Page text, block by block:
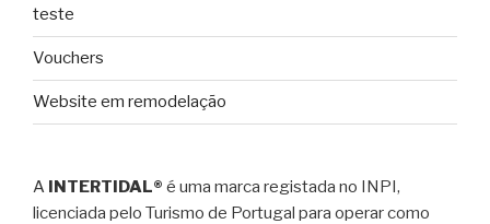
teste
Vouchers
Website em remodelação
A INTERTIDAL® é uma marca registada no INPI,
licenciada pelo Turismo de Portugal para operar como